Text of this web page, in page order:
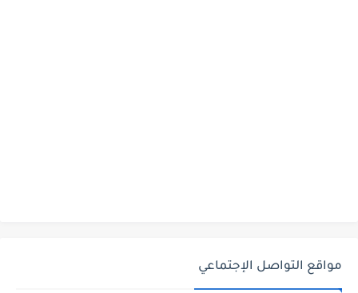
مواقع التواصل الإجتماعي